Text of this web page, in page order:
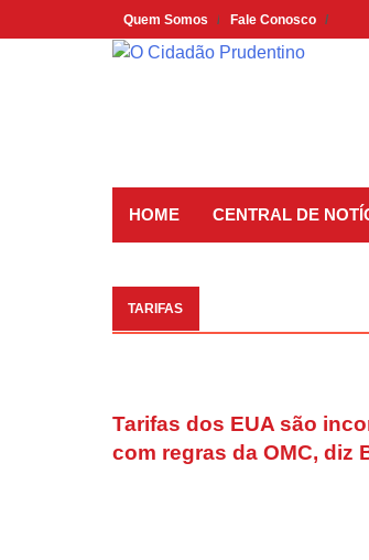
to
Quem Somos Fale Conosco
HOME CENTRAL DE
TARIFAS
Tarifas dos EUA são
com regras da OMC, diz